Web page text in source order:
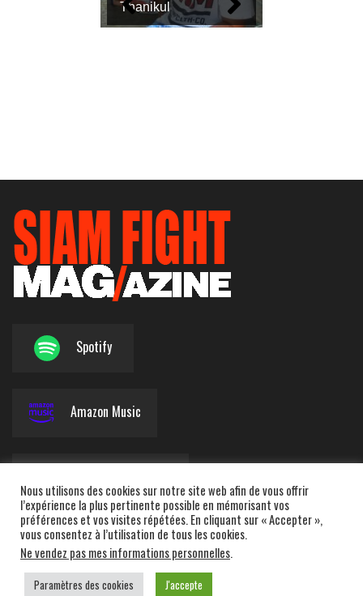
Thanikul
Spotify
Amazon Music
Deezer
Nous utilisons des cookies sur notre site web afin de vous offrir
l’expérience la plus pertinente possible en mémorisant vos
préférences et vos visites répétées. En cliquant sur « Accepter »,
vous consentez à l’utilisation de tous les cookies.
Ne vendez pas mes informations personnelles.
Paramètres des cookies J'accepte